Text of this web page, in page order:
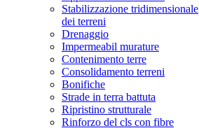
Stabilizzazione tridimensionale
dei terreni
Drenaggio
Impermeabil murature
Contenimento terre
Consolidamento terreni
Bonifiche
Strade in terra battuta
Ripristino strutturale
Rinforzo del cls con fibre